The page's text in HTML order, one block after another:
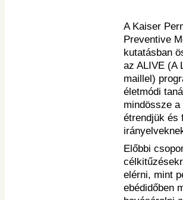
A Kaiser
Preventive
kutatásban
az ALIVE (A
maillel)
életmódi
mindössze
étrendjük és
Előbbi
elérni, mint
ebédidőben